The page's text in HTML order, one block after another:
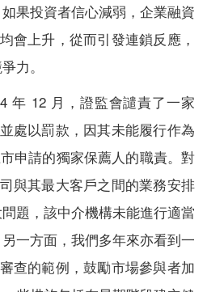
果投資者信心減弱，企業融資
會上升，從而引發連鎖反應，
力。
年 12 月，證監會譴責了一家
處以罰款，因其未能履行作為
申請的獨家保薦人的職責。對
與其最大客戶之間的業務安排
題，該中介機構未能進行適當
一方面，我們多年來亦看到一
查的範例，鼓勵市場參與者加